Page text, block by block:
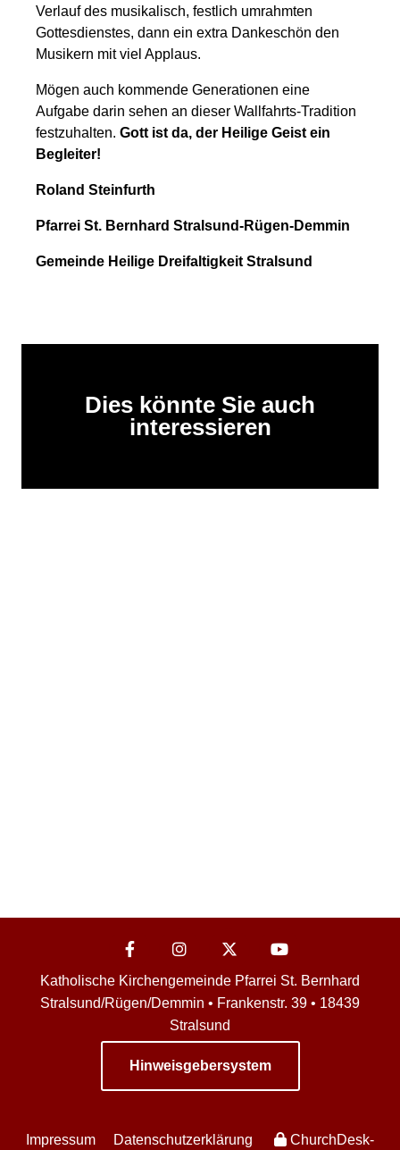
Verlauf des musikalisch, festlich umrahmten
Gottesdienstes, dann ein extra Dankeschön den
Musikern mit viel Applaus.
Mögen auch kommende Generationen eine
Aufgabe darin sehen an dieser Wallfahrts-Tradition
festzuhalten. Gott ist da, der Heilige Geist ein
Begleiter!
Roland Steinfurth
Pfarrei St. Bernhard Stralsund-Rügen-Demmin
Gemeinde Heilige Dreifaltigkeit Stralsund
Dies könnte Sie auch
interessieren
Katholische Kirchengemeinde Pfarrei St. Bernhard
Stralsund/Rügen/Demmin • Frankenstr. 39 • 18439
Stralsund
Hinweisgebersystem
Impressum Datenschutzerklärung ChurchDesk-